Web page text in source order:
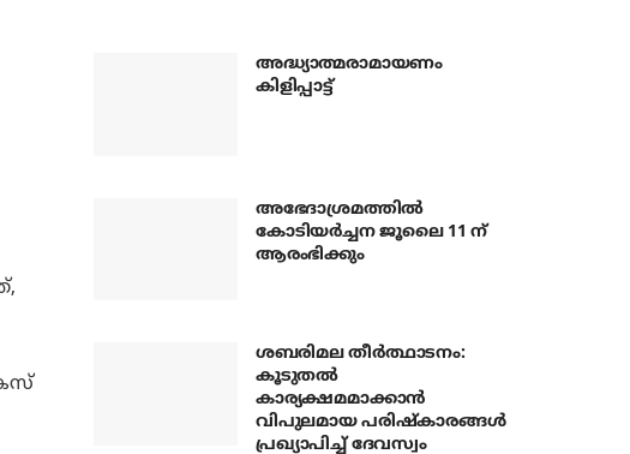
അദ്ധ്യാത്മരാമായണം
കിളിപ്പാട്ട്
അഭേദാശ്രമത്തില്‍
കോടിയര്‍ച്ചന ജൂലൈ 11 ന്
ആരംഭിക്കും
ശബരിമല തീര്‍ത്ഥാടനം:
കൂടുതല്‍
കാര്യക്ഷമമാക്കാന്‍
വിപുലമായ പരിഷ്‌കാരങ്ങള്‍
പ്രഖ്യാപിച്ച് ദേവസ്വം